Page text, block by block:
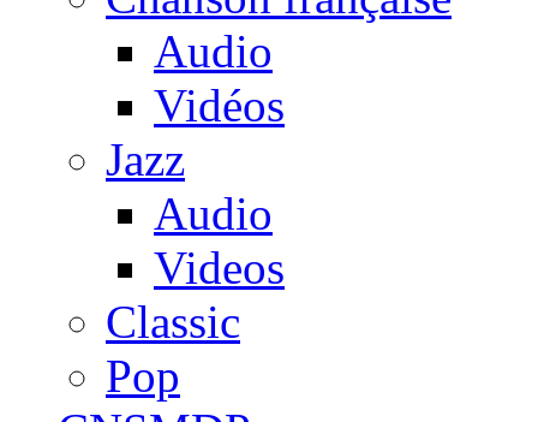
Audio
Vidéos
Jazz
Audio
Videos
Classic
Pop